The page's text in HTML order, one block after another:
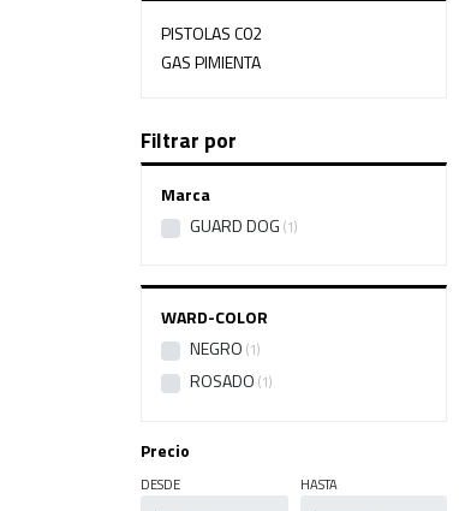
PISTOLAS C02
GAS PIMIENTA
Filtrar por
Marca
GUARD DOG 1
WARD-COLOR
NEGRO 1
ROSADO 1
Precio
DESDE HASTA